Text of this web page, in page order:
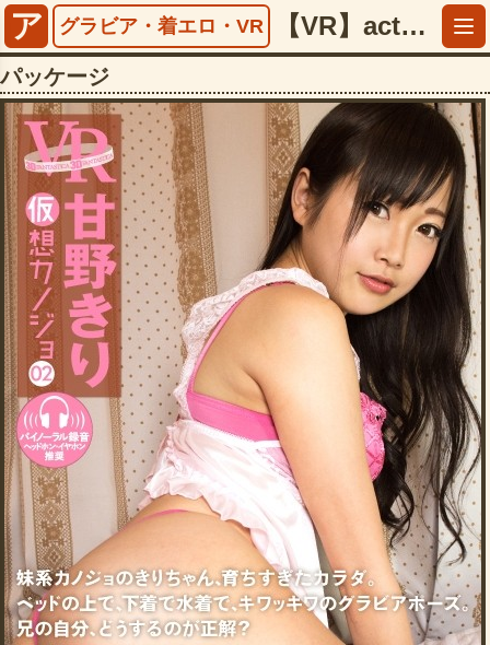
ア グラビア・着エロ・VR 【VR】act.2 仮想カノジョ 甘野きり【5497faka00009】
パッケージ